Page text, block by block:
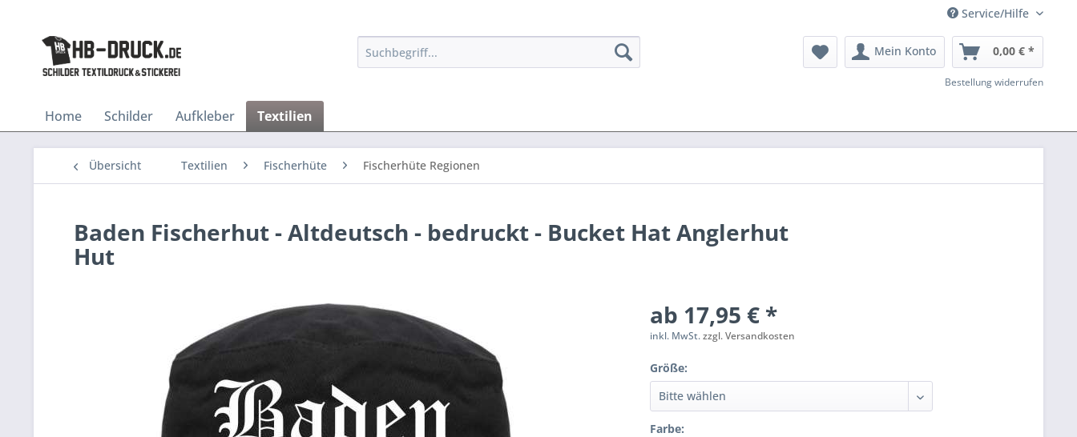
Service/Hilfe
Mein Konto 0,00 € *
Bestellung widerrufen
Home Schilder Aufkleber Textilien
Übersicht Textilien Fischerhüte Fischerhüte Regionen
Baden Fischerhut - Altdeutsch - bedruckt - Bucket Hat Anglerhut
Hut
ab 17,95 € *
inkl. MwSt.zzgl. Versandkosten
Größe:
Farbe: